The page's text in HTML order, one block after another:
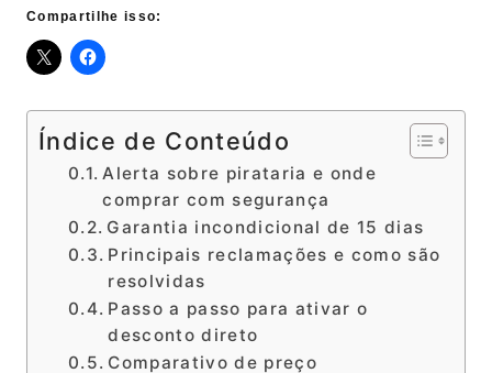
Compartilhe isso:
Índice de Conteúdo
Alerta sobre pirataria e onde
comprar com segurança
Garantia incondicional de 15 dias
Principais reclamações e como são
resolvidas
Passo a passo para ativar o
desconto direto
Comparativo de preço